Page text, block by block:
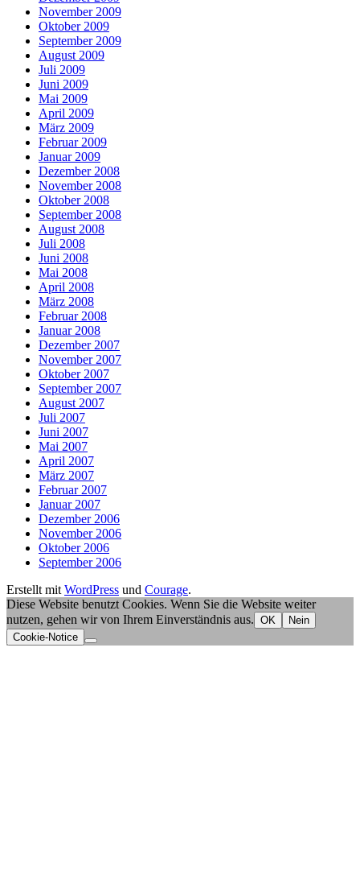
November 2009
Oktober 2009
September 2009
August 2009
Juli 2009
Juni 2009
Mai 2009
April 2009
März 2009
Februar 2009
Januar 2009
Dezember 2008
November 2008
Oktober 2008
September 2008
August 2008
Juli 2008
Juni 2008
Mai 2008
April 2008
März 2008
Februar 2008
Januar 2008
Dezember 2007
November 2007
Oktober 2007
September 2007
August 2007
Juli 2007
Juni 2007
Mai 2007
April 2007
März 2007
Februar 2007
Januar 2007
Dezember 2006
November 2006
Oktober 2006
September 2006
Erstellt mit WordPress und Courage.
Diese Website benutzt Cookies. Wenn Sie die Website weiter
nutzen, gehen wir von Ihrem Einverständnis aus. OK
Nein
Cookie-Notice